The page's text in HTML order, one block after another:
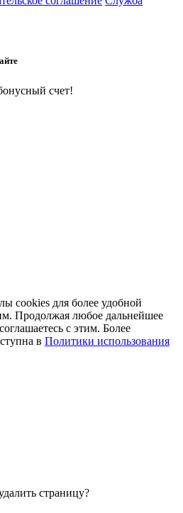
счет!
cookies для более удобной
Продолжая любое дальнейшее
с этим. Более
в Политики использования
страницу?